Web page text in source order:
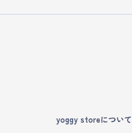
yoggy storeについて